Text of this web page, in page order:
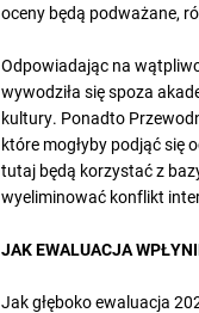
oceny będą podważane,
Odpowiadając na
wywodziła się spoza
kultury. Ponadto
które mogłyby podjąć się
tutaj będą korzystać z
wyeliminować konflikt
JAK EWALUACJA
Jak głęboko ewaluacja